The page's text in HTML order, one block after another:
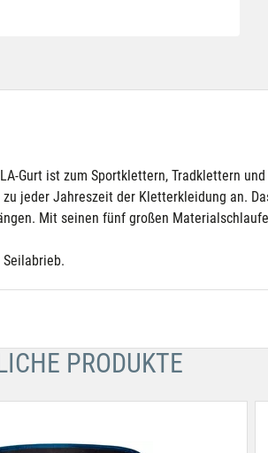
Gurt ist zum Sportklettern, Tradklettern
jeder Jahreszeit der Kletterkleidung an.
Mit seinen fünf großen
PRODUKTE